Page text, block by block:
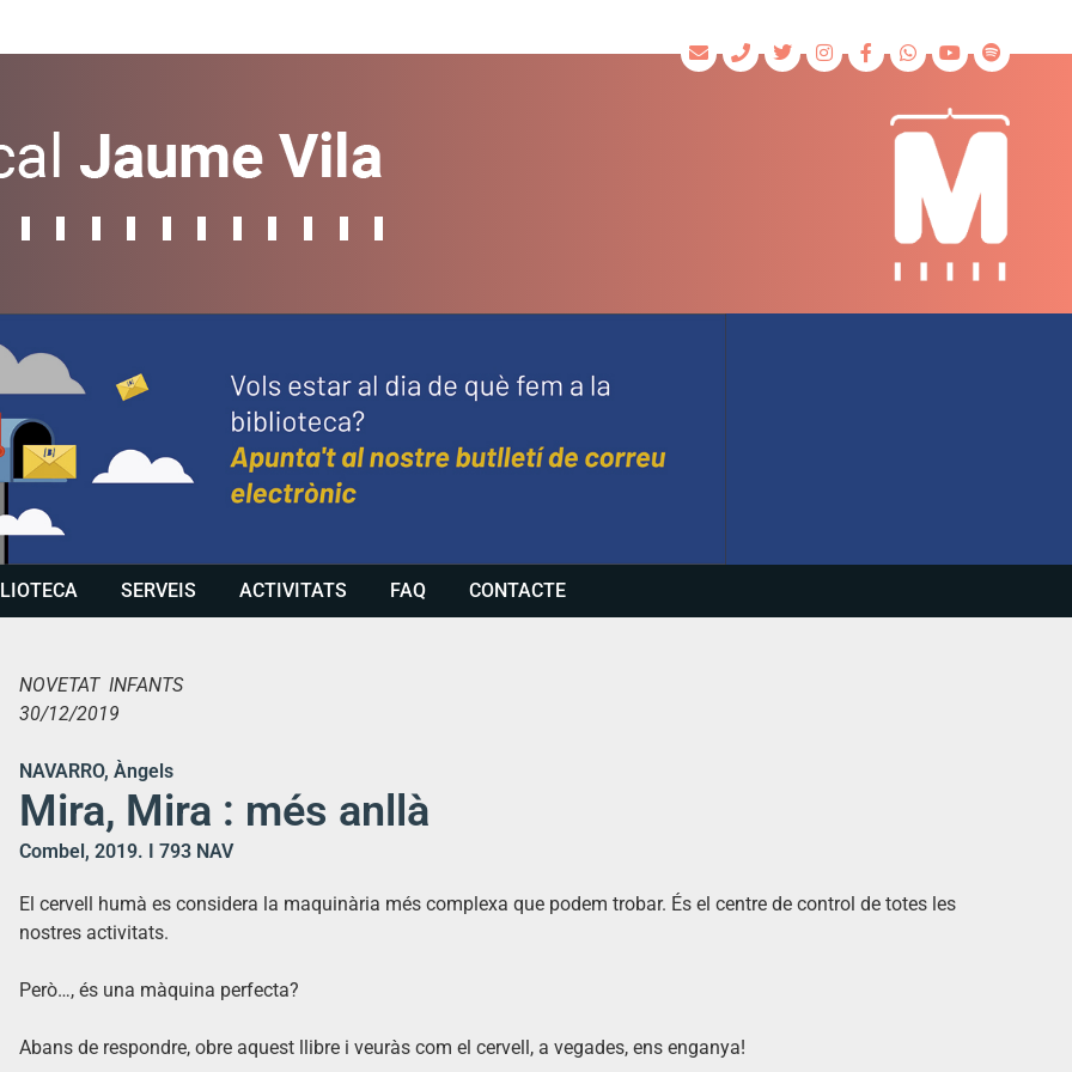
SERVEIS ACTIVITATS FAQ CONTACTE
NOVETAT INFANTS
30/12/2019
NAVARRO, Àngels
Mira, Mira : més anllà
Combel, 2019. I 793 NAV
El cervell humà es considera la maquinària més complexa que podem trobar. És el centre de control de totes les
nostres activitats.
Però…, és una màquina perfecta?
Abans de respondre, obre aquest llibre i veuràs com el cervell, a vegades, ens enganya!